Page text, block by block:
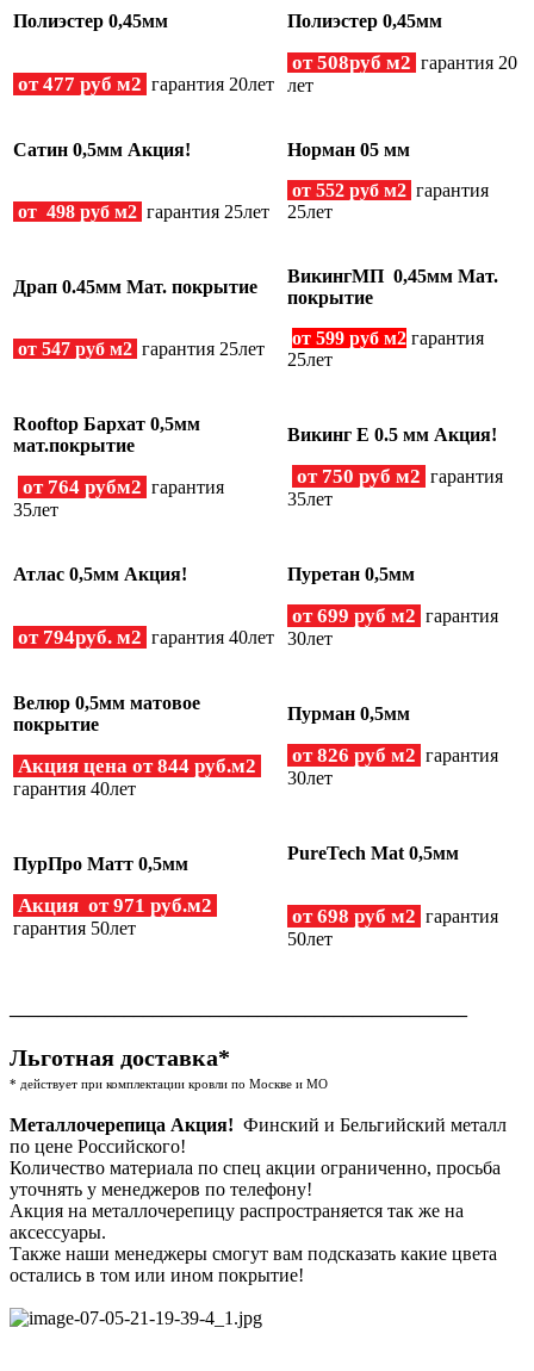
Полиэстер 0,45мм
от 477 руб м2 гарантия 20лет
Полиэстер 0,45мм
от 508руб м2 гарантия 20
лет
Cатин 0,5мм Акция!
от 498 руб м2 гарантия 25лет
Норман 05 мм
от 552 руб м2 гарантия
25лет
Драп 0.45мм Мат. покрытие
от 547 руб м2 гарантия 25лет
ВикингМП 0,45мм Мат.
покрытие
от 599 руб м2 гарантия
25лет
Rooftop Бархат 0,5мм
мат.покрытие
от 764 рубм2 гарантия
35лет
Викинг Е 0.5 мм Акция!
от 750 руб м2 гарантия
35лет
Атлас 0,5мм Акция!
от 794руб. м2 гарантия 40лет
Пуретан 0,5мм
от 699 руб м2 гарантия
30лет
Велюр 0,5мм матовое
покрытие
Акция цена от 844 руб.м2
гарантия 40лет
Пурман 0,5мм
от 826 руб м2 гарантия
30лет
ПурПро Матт 0,5мм
Акция от 971 руб.м2
гарантия 50лет
PureTech Mat 0,5мм
от 698 руб м2 гарантия
50лет
Льготная доставка*
* действует при комплектации кровли по Москве и МО
Металлочерепица Акция! Финский и Бельгийский металл
по цене Российского!
Количество материала по спец акции ограниченно, просьба
уточнять у менеджеров по телефону!
Акция на металлочерепицу распространяется так же на
аксессуары.
Также наши менеджеры смогут вам подсказать какие цвета
остались в том или ином покрытие!